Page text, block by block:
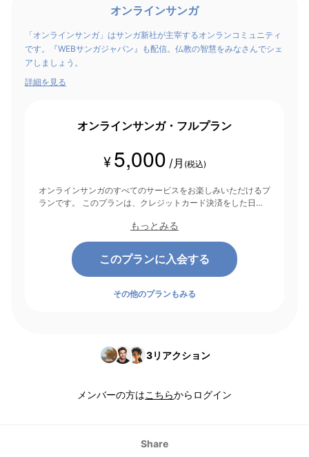
オンラインサンガ
「オンラインサンガ」はサンガ新社が主宰するオンランコミュニティ
です。『WEBサンガジャパン』も配信。仏教の智慧をみなさんでシェ
アしましょう。
詳細を見る
オンラインサンガ・フルプラン
¥ 5,000 /月 (税込)
オンラインサンガのすべてのサービスをお楽しみいただけるプ
ランです。 このプランは、クレジットカード決済をした日を
もっとみる
このプランに入会する
その他のプランもみる
3リアクション
メンバーの方はこちらからログイン
Share